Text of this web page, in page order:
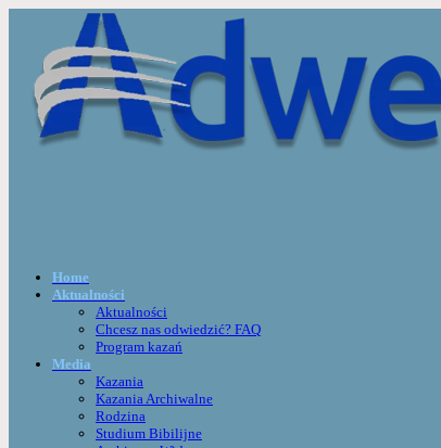
Home
Aktualności
Aktualności
Chcesz nas odwiedzić? FAQ
Program kazań
Media
Kazania
Kazania Archiwalne
Rodzina
Studium Bibilijne